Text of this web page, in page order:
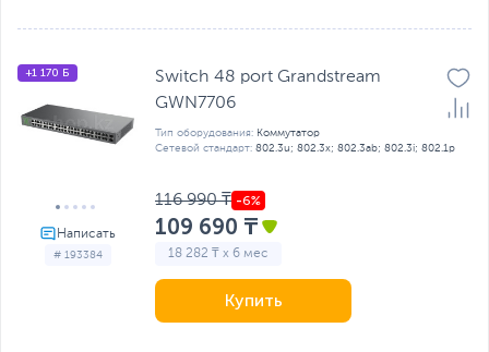
# 193384
+1 170 Б
Switch 48 port Grandstream
GWN7706
Тип оборудования: Коммутатор
Сетевой стандарт: 802.3u; 802.3x; 802.3ab; 802.3i; 802.1р
116 990 ₸
109 690 ₸
18 282 ₸ x 6 мес
Купить